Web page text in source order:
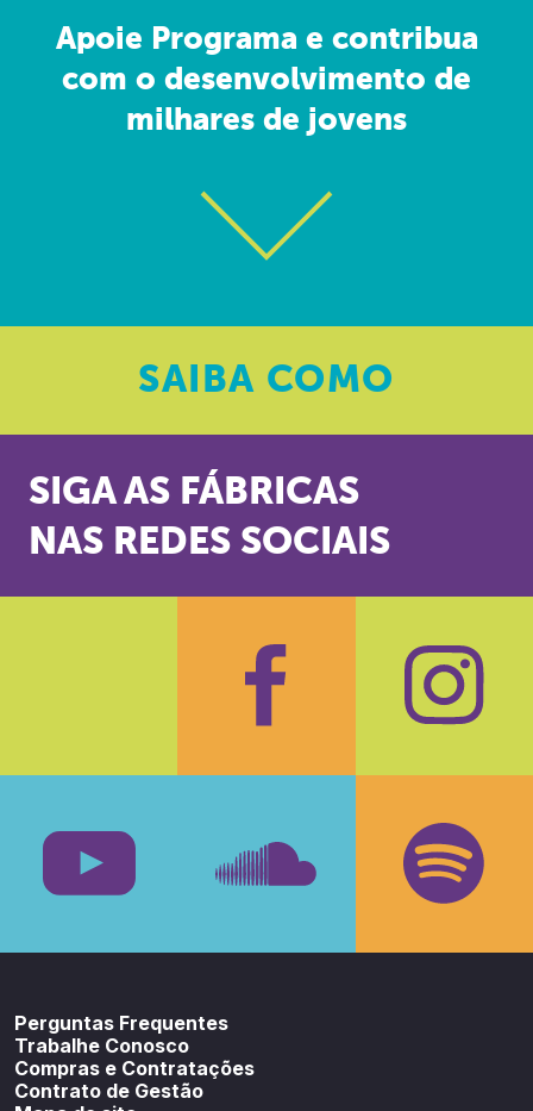
Apoie Programa e contribua
com o desenvolvimento de
milhares de jovens
SAIBA COMO
SIGA AS FÁBRICAS
NAS REDES SOCIAIS
Facebook
Perguntas Frequentes
Trabalhe Conosco
Compras e Contratações
Contrato de Gestão